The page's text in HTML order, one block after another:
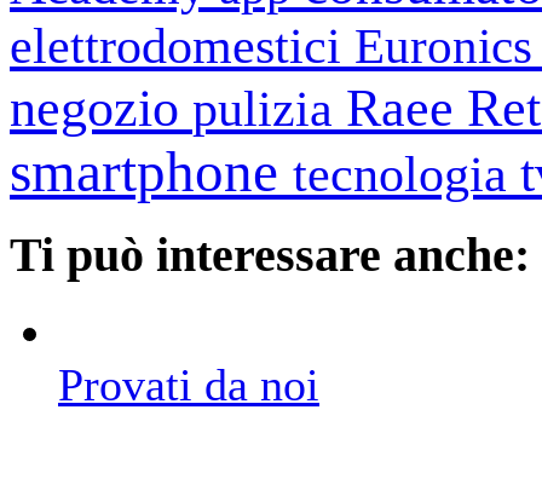
elettrodomestici
negozio pulizia Raee
smartphone tecnologia
Ti può interessare anche:
Provati da noi